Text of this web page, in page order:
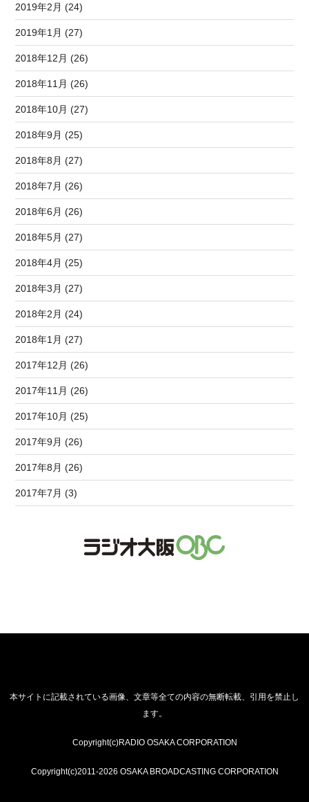
2019年2月 (24)
2019年1月 (27)
2018年12月 (26)
2018年11月 (26)
2018年10月 (27)
2018年9月 (25)
2018年8月 (27)
2018年7月 (26)
2018年6月 (26)
2018年5月 (27)
2018年4月 (25)
2018年3月 (27)
2018年2月 (24)
2018年1月 (27)
2017年12月 (26)
2017年11月 (26)
2017年10月 (25)
2017年9月 (26)
2017年8月 (26)
2017年7月 (3)
本サイトに記載されている画像、文章等全ての内容の無断転載、引用を禁止し
ます。
Copyright(c)RADIO OSAKA CORPORATION
Copyright(c)2011-2026 OSAKA BROADCASTING CORPORATION